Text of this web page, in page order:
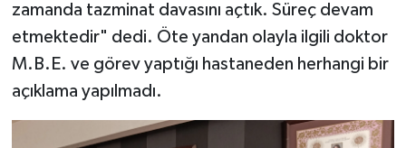
zamanda tazminat davasını açtık. Süreç devam
etmektedir" dedi. Öte yandan olayla ilgili doktor
M.B.E. ve görev yaptığı hastaneden herhangi bir
açıklama yapılmadı.